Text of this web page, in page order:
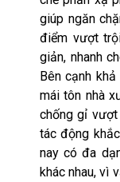
giúp ngăn
điểm vượt
giản, nhanh
Bên cạnh
mái tôn nhà
chống gỉ
tác động
nay có đa
khác nhau, vì